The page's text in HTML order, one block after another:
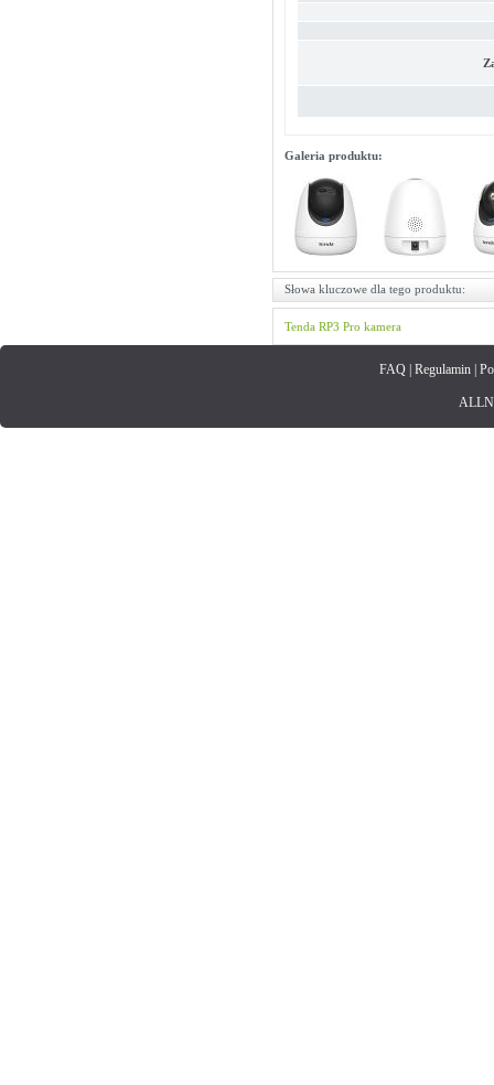
Galeria produktu:
Słowa kluczowe dla tego produktu:
Tenda RP3 Pro kamera
FAQ| Regulamin|